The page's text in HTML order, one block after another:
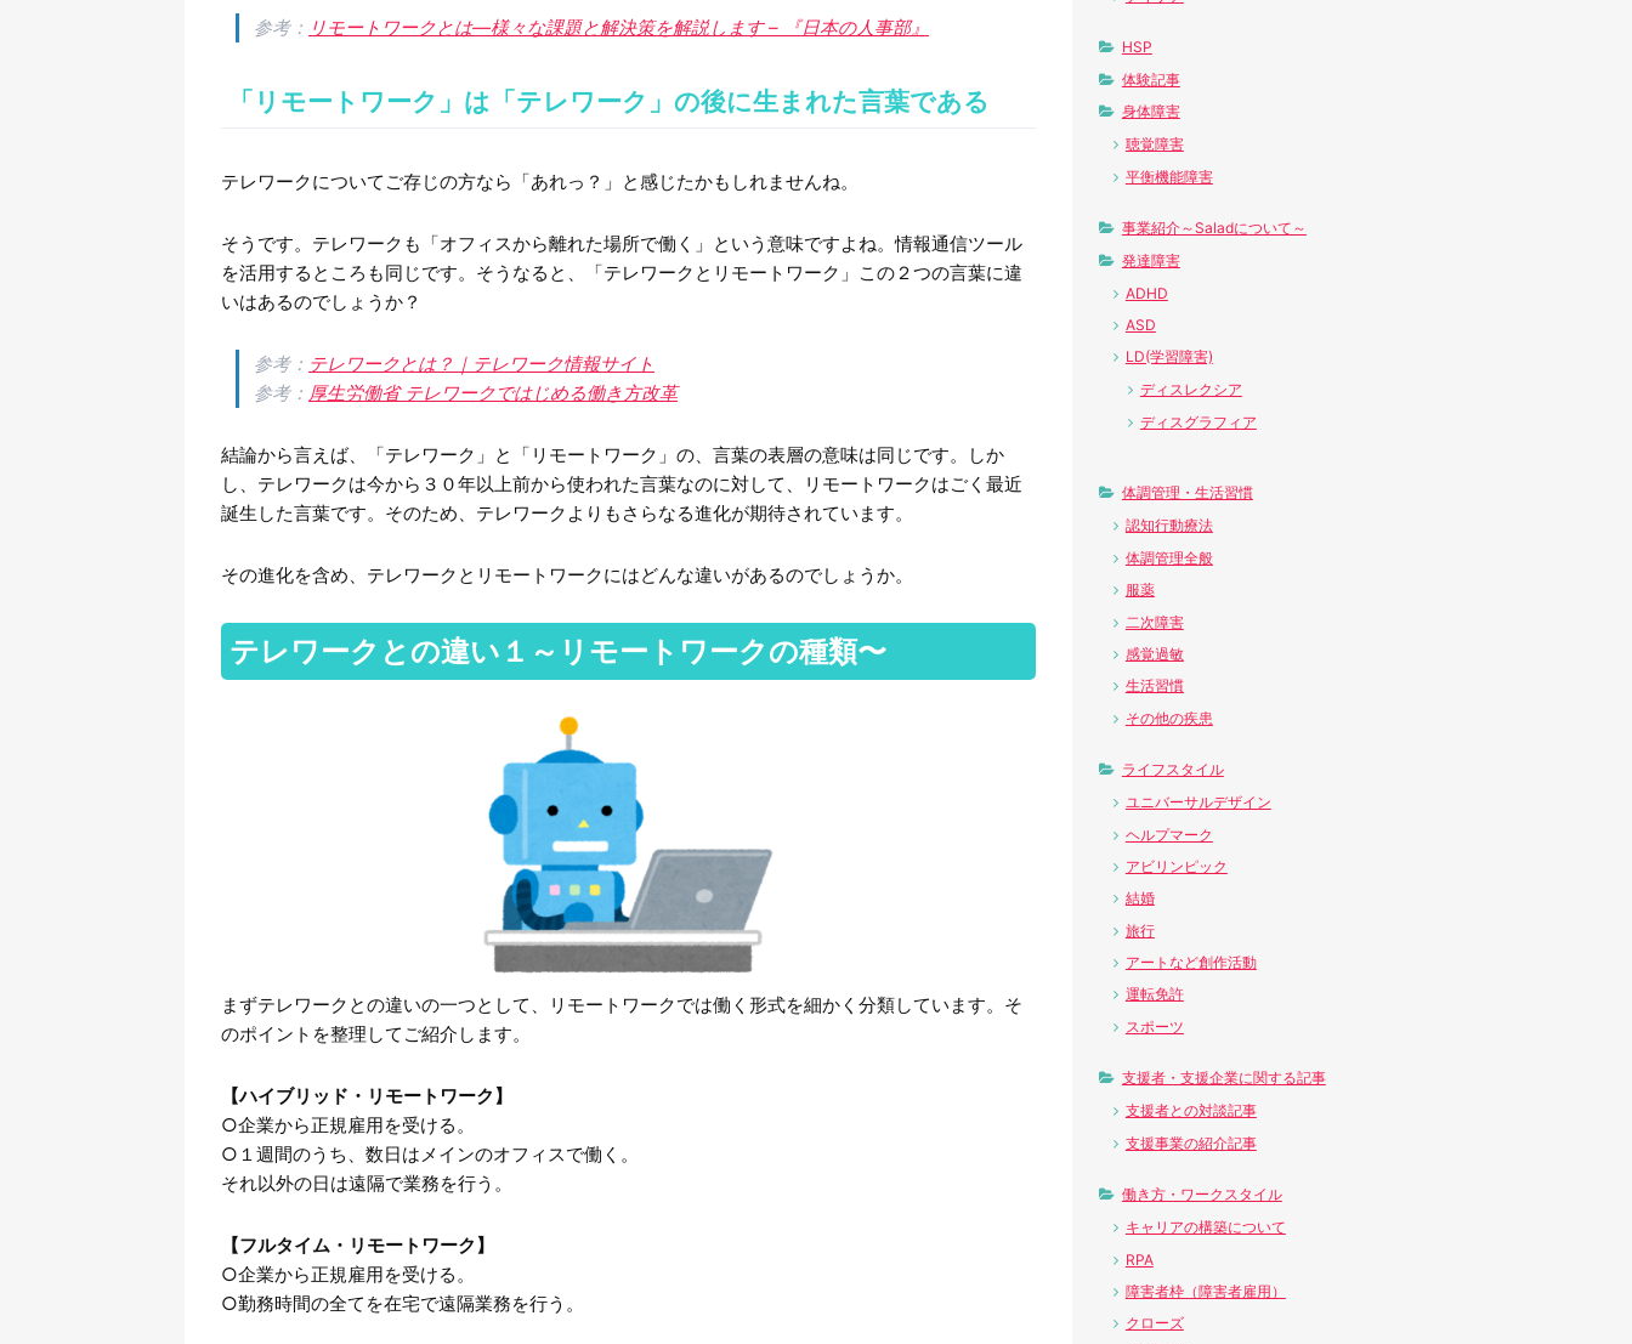
参考： リモートワークとは―様々な課題と解決策を解説します – 『日本の人事部』
「リモートワーク」は「テレワーク」の後に生まれた言葉である
テレワークについてご存じの方なら「あれっ？」と感じたかもしれませんね。
そうです。テレワークも「オフィスから離れた場所で働く」という意味ですよね。情報通信ツール
を活用するところも同じです。そうなると、「テレワークとリモートワーク」この２つの言葉に違
いはあるのでしょうか？
参考： テレワークとは？｜テレワーク情報サイト
参考： 厚生労働省 テレワークではじめる働き方改革
結論から言えば、「テレワーク」と「リモートワーク」の、言葉の表層の意味は同じです。しか
し、テレワークは今から３０年以上前から使われた言葉なのに対して、リモートワークはごく最近
誕生した言葉です。そのため、テレワークよりもさらなる進化が期待されています。
その進化を含め、テレワークとリモートワークにはどんな違いがあるのでしょうか。
テレワークとの違い１～リモートワークの種類〜
まずテレワークとの違いの一つとして、リモートワークでは働く形式を細かく分類しています。そ
のポイントを整理してご紹介します。
【ハイブリッド・リモートワーク】
○企業から正規雇用を受ける。
○１週間のうち、数日はメインのオフィスで働く。
それ以外の日は遠隔で業務を行う。
【フルタイム・リモートワーク】
○企業から正規雇用を受ける。
○勤務時間の全てを在宅で遠隔業務を行う。
HSP
体験記事
身体障害
聴覚障害
平衡機能障害
事業紹介～Saladについて～
発達障害
ADHD
ASD
LD(学習障害)
ディスレクシア
ディスグラフィア
体調管理・生活習慣
認知行動療法
体調管理全般
服薬
二次障害
感覚過敏
生活習慣
その他の疾患
ライフスタイル
ユニバーサルデザイン
ヘルプマーク
アビリンピック
結婚
旅行
アートなど創作活動
運転免許
スポーツ
支援者・支援企業に関する記事
支援者との対談記事
支援事業の紹介記事
働き方・ワークスタイル
キャリアの構築について
RPA
障害者枠（障害者雇用）
クローズ